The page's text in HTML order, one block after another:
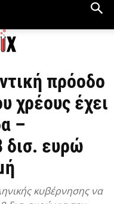
πρόοδο
χρέους έχει
–
δισ. ευρώ
κυβέρνησης να